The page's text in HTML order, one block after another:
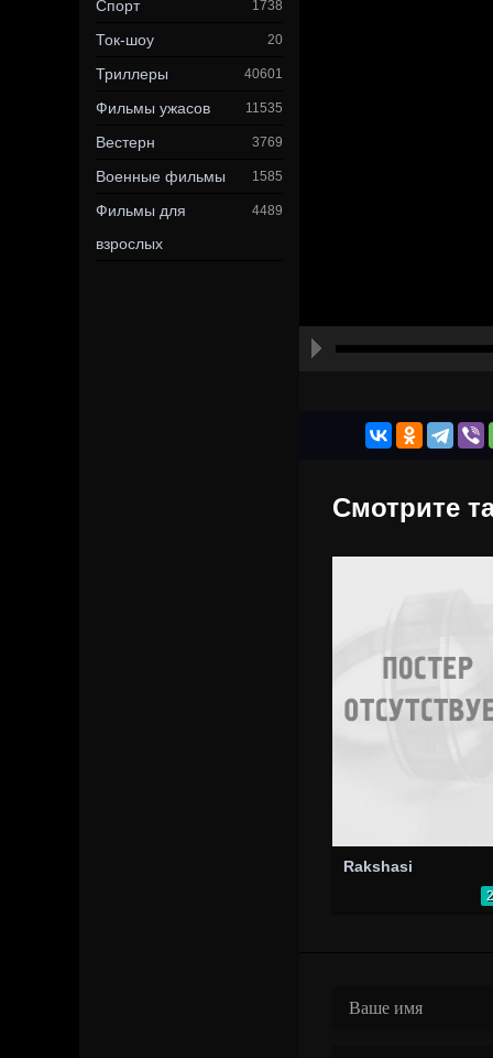
Спорт 1738
Ток-шоу 20
Триллеры 40601
Фильмы ужасов 11535
Вестерн 3769
Военные фильмы 1585
Фильмы для
взрослых
4489
Смотрите
Rakshasi